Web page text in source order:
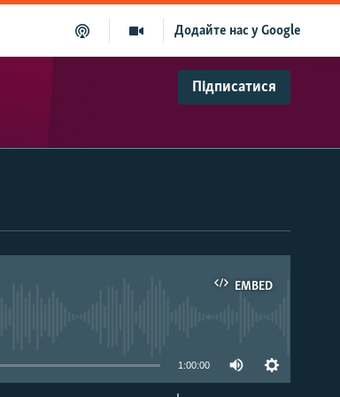
Додайте нас у Google
Підписатися
EMBED
1:00:00